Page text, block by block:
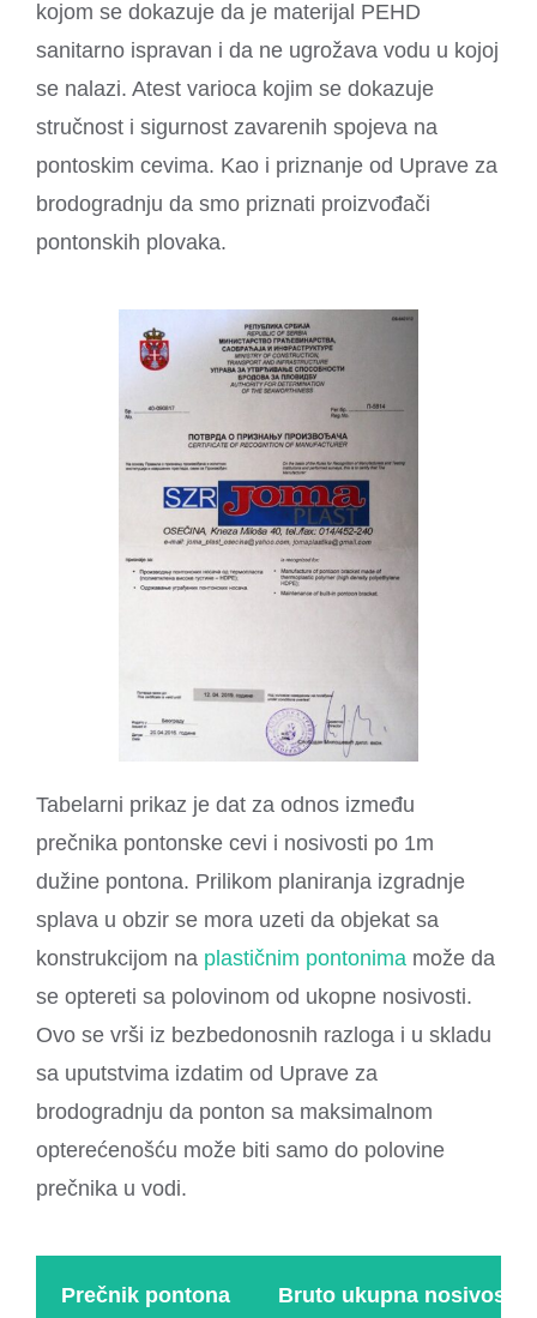
kojom se dokazuje da je materijal PEHD
sanitarno ispravan i da ne ugrožava vodu u kojoj
se nalazi. Atest varioca kojim se dokazuje
stručnost i sigurnost zavarenih spojeva na
pontoskim cevima. Kao i priznanje od Uprave za
brodogradnju da smo priznati proizvođači
pontonskih plovaka.
Tabelarni prikaz je dat za odnos između
prečnika pontonske cevi i nosivosti po 1m
dužine pontona. Prilikom planiranja izgradnje
splava u obzir se mora uzeti da objekat sa
konstrukcijom na plastičnim pontonima može da
se optereti sa polovinom od ukopne nosivosti.
Ovo se vrši iz bezbedonosnih razloga i u skladu
sa uputstvima izdatim od Uprave za
brodogradnju da ponton sa maksimalnom
opterećenošću može biti samo do polovine
prečnika u vodi.
Prečnik pontona Bruto ukupna nosivost